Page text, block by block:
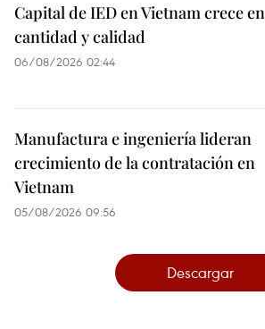
Capital de IED en Vietnam crece en
cantidad y calidad
06/08/2026 02:44
Manufactura e ingeniería lideran
crecimiento de la contratación en
Vietnam
05/08/2026 09:56
Descargar